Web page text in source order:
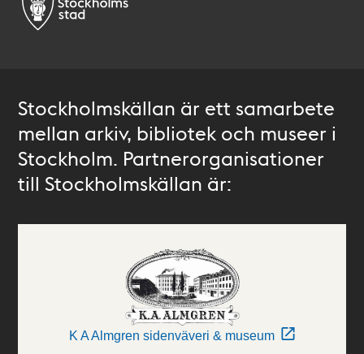
Stockholmskällan är ett samarbete
mellan arkiv, bibliotek och museer i
Stockholm. Partnerorganisationer
till Stockholmskällan är:
K A Almgren sidenväveri & museum